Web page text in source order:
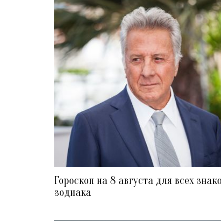
Гороскоп на 8 августа для всех
зодиака